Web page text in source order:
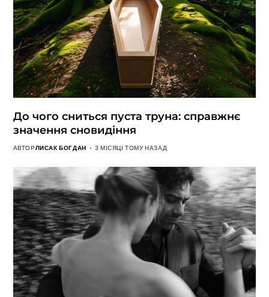
До чого сниться пуста труна: справжнє
значення сновидіння
АВТОРЛИСАК БОГДАН 3 МІСЯЦІ ТОМУ НАЗАД